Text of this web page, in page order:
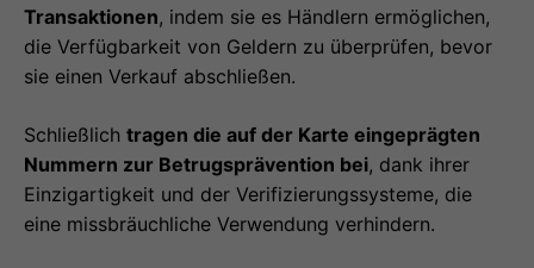
Transaktionen, indem sie es Händlern ermöglichen,
die Verfügbarkeit von Geldern zu überprüfen, bevor
sie einen Verkauf abschließen.
Schließlich tragen die auf der Karte eingeprägten
Nummern zur Betrugsprävention bei, dank ihrer
Einzigartigkeit und der Verifizierungssysteme, die
eine missbräuchliche Verwendung verhindern.